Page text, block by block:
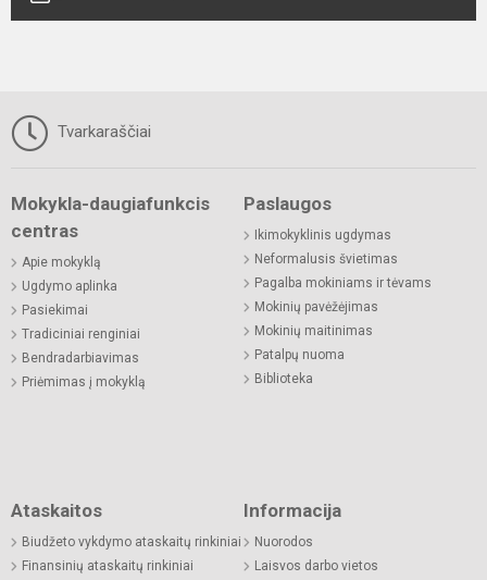
Tvarkaraščiai
Mokykla-daugiafunkcis
centras
Apie mokyklą
Ugdymo aplinka
Pasiekimai
Tradiciniai renginiai
Bendradarbiavimas
Priėmimas į mokyklą
Paslaugos
Ikimokyklinis ugdymas
Neformalusis švietimas
Pagalba mokiniams ir tėvams
Mokinių pavėžėjimas
Mokinių maitinimas
Patalpų nuoma
Biblioteka
Ataskaitos
Biudžeto vykdymo ataskaitų rinkiniai
Finansinių ataskaitų rinkiniai
Informacija
Nuorodos
Laisvos darbo vietos